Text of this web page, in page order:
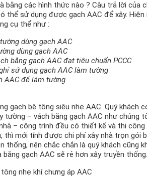
bằng các hình thức nào ? Câu trả lời của
thể sử dụng được gạch AAC để xây. Hiện
cụ thể như :
dùng gạch AAC
dùng gạch AAC
bằng gạch AAC đạt tiêu chuẩn PCCC
sử dụng gạch AAC làm tường
AAC để làm tường
gạch bê tông siêu nhẹ AAC. Quý khách
tường – vách bằng gạch AAC như chúng
– công trình đều có thiết kế và thi công
mới tính được chi phí xây nhà trọn gói
thống, nên chắc chắn là quý khách cũng
gạch AAC sẽ rẻ hơn xây truyền thống.